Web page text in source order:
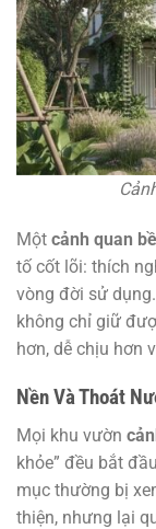
Một cảnh quan
tố cốt lõi: thích
vòng đời sử
không chỉ giữ
hơn, dễ chịu hơn
Nền Và Thoát
Mọi khu vườn
khỏe” đều bắt
mục thường bị
thiện, nhưng lại